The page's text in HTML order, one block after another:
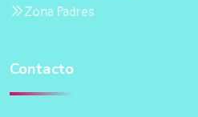
Zona Padres
Contacto